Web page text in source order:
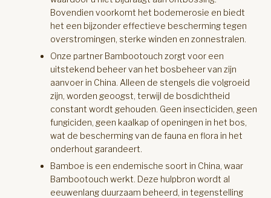
Bovendien voorkomt het bodemerosie en biedt
het een bijzonder effectieve bescherming tegen
overstromingen, sterke winden en zonnestralen.
Onze partner Bambootouch zorgt voor een
uitstekend beheer van het bosbeheer van zijn
aanvoer in China. Alleen de stengels die volgroeid
zijn, worden geoogst, terwijl de bosdichtheid
constant wordt gehouden. Geen insecticiden, geen
fungiciden, geen kaalkap of openingen in het bos,
wat de bescherming van de fauna en flora in het
onderhout garandeert.
Bamboe is een endemische soort in China, waar
Bambootouch werkt. Deze hulpbron wordt al
eeuwenlang duurzaam beheerd, in tegenstelling